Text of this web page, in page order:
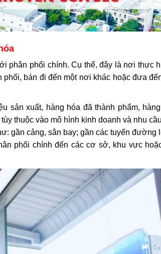
phân phối chính. Cụ thể, đây là nơi thực
bán đi đến một nơi khác hoặc đưa
sản xuất, hàng hóa đã thành phẩm,
thuộc vào mô hình kinh doanh và nhu
gần cảng, sân bay; gần các tuyến đường
phối chính đến các cơ sở, khu vực